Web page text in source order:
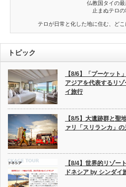
仏教国タイの最
止まぬテロの
テロが日常と化した地に住む、どこ
トピック
【8/6】「プーケット
アジアを代表するリ
イ旅行
【8/5】大遺跡群と聖
ァリ「スリランカ」
【8/4】世界的リゾー
ドネシア by シンダイ